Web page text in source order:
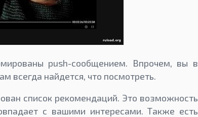
push-сообщением. Впрочем, вы в
всегда найдется, что посмотреть.
список рекомендаций. Это возможность
с вашими интересами. Также есть